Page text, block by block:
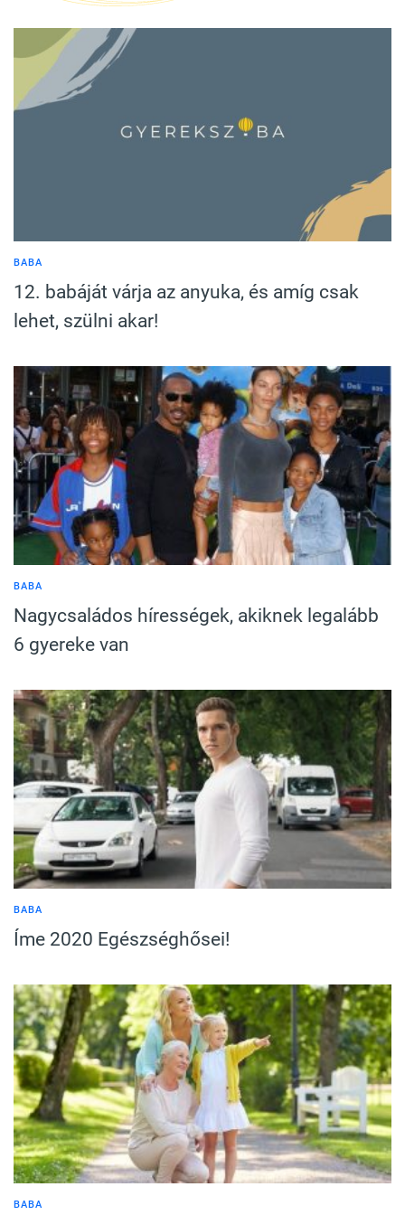
BABA
12. babáját várja az anyuka, és amíg csak
lehet, szülni akar!
BABA
Nagycsaládos hírességek, akiknek legalább
6 gyereke van
BABA
Íme 2020 Egészséghősei!
BABA